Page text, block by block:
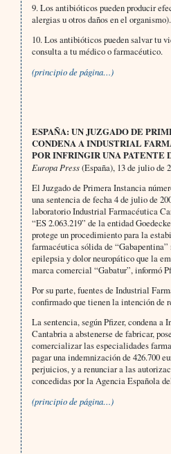
9. Los antibióticos pueden producir
alergias u otros daños en el organismo).
10. Los antibióticos pueden salvar tu
consulta a tu médico o farmacéutico.
(principio de página…)
ESPAÑA: UN JUZGADO DE
CONDENA A INDUSTRIAL
POR INFRINGIR UNA PATENTE
Europa Press(España), 13 de julio de
El Juzgado de Primera Instancia
una sentencia de fecha 4 de julio de
laboratorio Industrial Farmacéutica
“ES 2.063.219” de la entidad
protege un procedimiento para la
farmacéutica sólida de
epilepsia y dolor neuropático que la
marca comercial “Gabatur”, informó
Por su parte, fuentes de Industrial
confirmado que tienen la intención de
La sentencia, según Pfizer, condena a
Cantabria a abstenerse de fabricar,
comercializar las especialidades
pagar una indemnización de 426.700
perjuicios, y a renunciar a las
concedi­das por la Agencia Española
(principio de página…)